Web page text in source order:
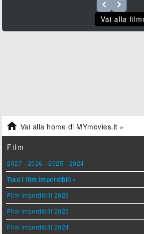
Vai alla
 Vai alla home di MYmovies.it »
Film
2027 - 2026 -2025 - 2024
Tutti i film imperdibili »
Film imperdibili 2026
Film imperdibili 2025
Film imperdibili 2024